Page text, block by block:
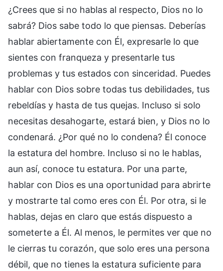
¿Crees que si no hablas al respecto, Dios no lo
sabrá? Dios sabe todo lo que piensas. Deberías
hablar abiertamente con Él, expresarle lo que
sientes con franqueza y presentarle tus
problemas y tus estados con sinceridad. Puedes
hablar con Dios sobre todas tus debilidades, tus
rebeldías y hasta de tus quejas. Incluso si solo
necesitas desahogarte, estará bien, y Dios no lo
condenará. ¿Por qué no lo condena? Él conoce
la estatura del hombre. Incluso si no le hablas,
aun así, conoce tu estatura. Por una parte,
hablar con Dios es una oportunidad para abrirte
y mostrarte tal como eres con Él. Por otra, si le
hablas, dejas en claro que estás dispuesto a
someterte a Él. Al menos, le permites ver que no
le cierras tu corazón, que solo eres una persona
débil, que no tienes la estatura suficiente para